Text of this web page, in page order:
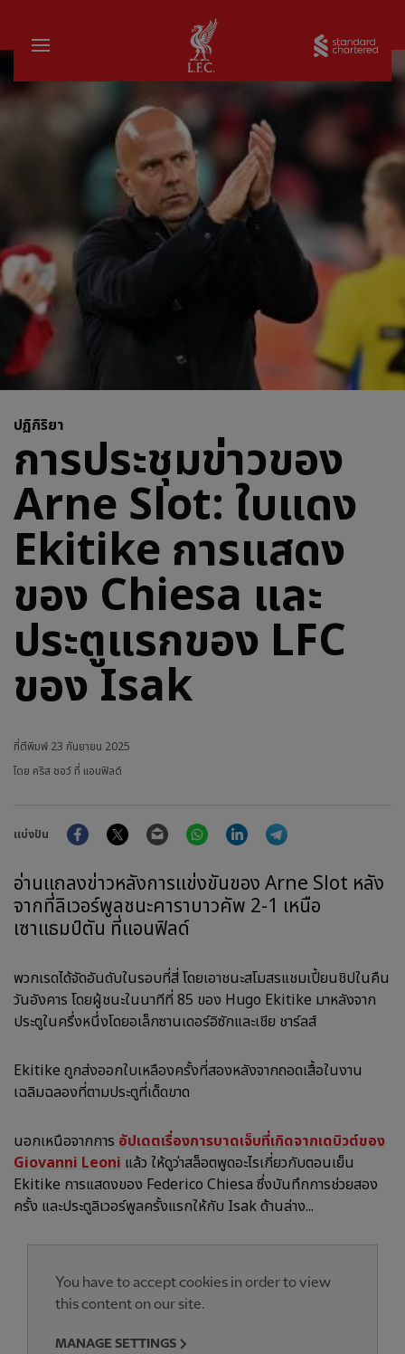
บ้าน
ปฏิกิริยา
การประชุมข่าวของ
Arne Slot: ใบแดง
Ekitike การแสดง
ของ Chiesa และ
ประตูแรกของ LFC
ของ Isak
ที่ตีพิมพ์ 23 กันยายน 2025
โดย คริส ชอว์ ที่ แอนฟิลด์
แบ่งปัน
FacebookTwitter Email WhatsAppLinkedIn
อ่านแถลงข่าวหลังการแข่งขันของ Arne Slot หลัง
จากที่ลิเวอร์พูลชนะคาราบาวคัพ 2-1 เหนือ
เซาแธมป์ตัน ที่แอนฟิลด์
พวกเรดได้จัดอันดับในรอบที่สี่ โดยเอาชนะสโมสรแชมเปี้ยนชิปในคืน
วันอังคาร โดยผู้ชนะในนาทีที่ 85 ของ Hugo Ekitike มาหลังจาก
ประตูในครึ่งหนึ่งโดยอเล็กซานเดอร์อิซักและเชีย ชาร์ลส์
Ekitike ถูกส่งออกใบเหลืองครั้งที่สองหลังจากถอดเสื้อในงาน
เฉลิมฉลองที่ตามประตูที่เด็ดขาด
นอกเหนือจากการ อัปเดตเรื่องการบาดเจ็บที่เกิดจากเดบิวต์ของ
Giovanni Leoni แล้ว ให้ดูว่าสล็อตพูดอะไรเกี่ยวกับตอนเย็น
Ekitike การแสดงของ Federico Chiesa ซึ่งบันทึกการช่วยสอง
ครั้ง และประตูลิเวอร์พูลครั้งแรกให้กับ Isak ด้านล่าง...
You have to accept cookies in order to view
this content on our site.
MANAGE SETTINGS